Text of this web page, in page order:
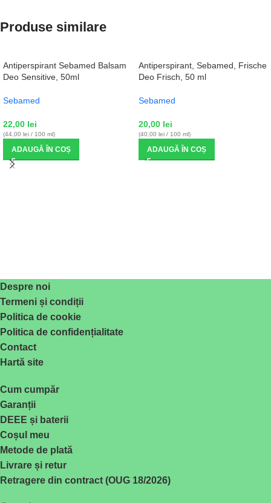
Produse similare
Antiperspirant Sebamed Balsam
Deo Sensitive, 50ml
Sebamed
22,00 lei
(44,00 lei / 100 ml)
ADAUGĂ ÎN COȘ
Antiperspirant, Sebamed, Frische
Deo Frisch, 50 ml
Sebamed
20,00 lei
(40,00 lei / 100 ml)
ADAUGĂ ÎN COȘ
Despre noi
Termeni și condiții
Politica de cookie
Politica de confidențialitate
Contact
Hartă site
Cum cumpăr
Garanții
DEEE și baterii
Coșul meu
Metode de plată
Livrare și retur
Retragere din contract (OUG 18/2026)